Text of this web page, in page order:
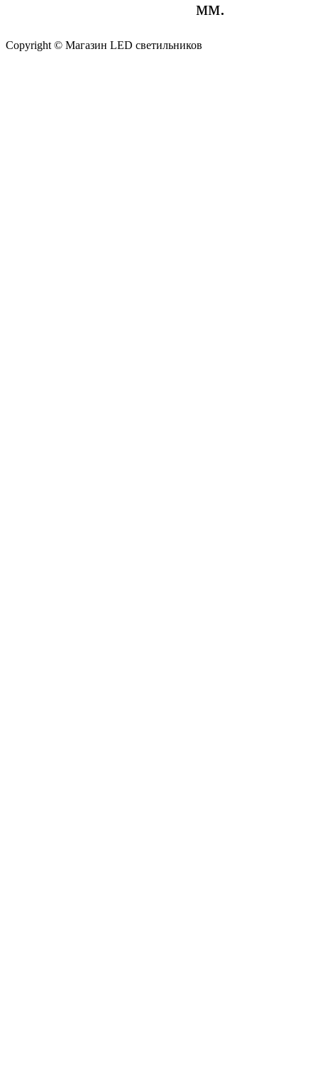
мм.
Copyright © Магазин LED светильников